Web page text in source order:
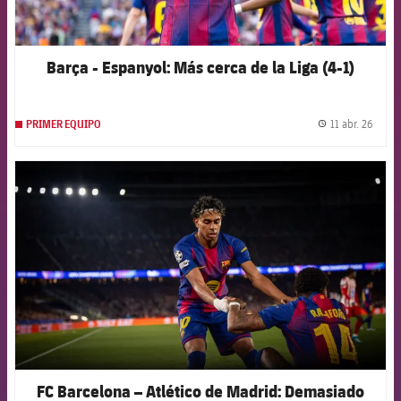
Barça - Espanyol: Más cerca de la Liga (4-1)
PRIMER EQUIPO 11 abr. 26
FC Barcelona – Atlético de Madrid: Demasiado